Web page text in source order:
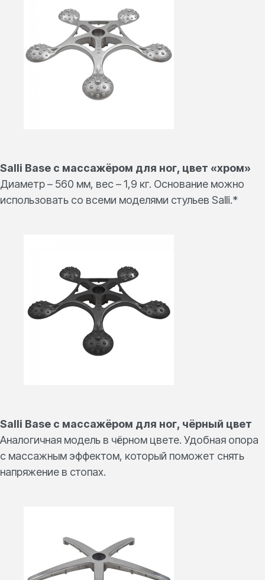
Salli Base c массажёром для ног, цвет «хром»
Диаметр – 560 мм, вес – 1,9 кг. Основание можно
использовать со всеми моделями стульев Salli.*
Salli Base c массажёром для ног, чёрный цвет
Аналогичная модель в чёрном цвете. Удобная опора
с массажным эффектом, который поможет снять
напряжение в стопах.